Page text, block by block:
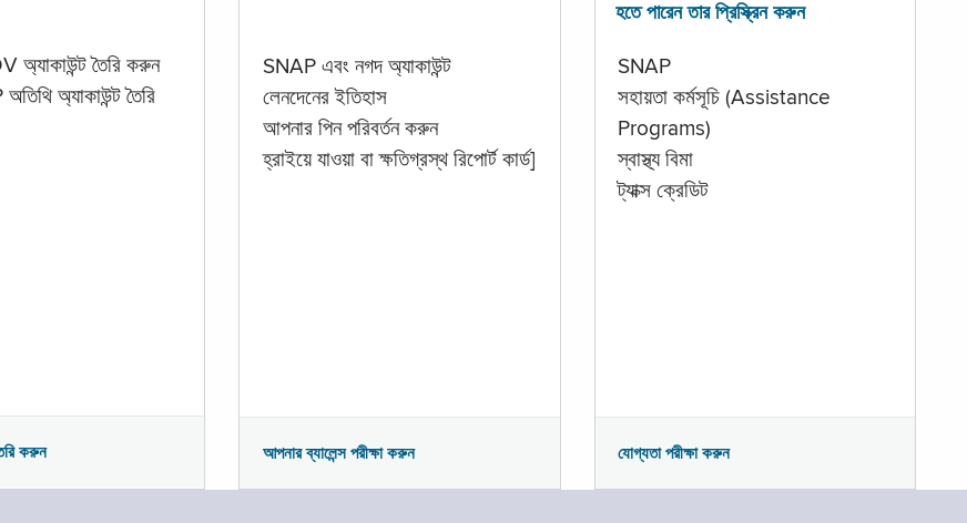
অ্যাকাউন্ট তৈরি করুন
অ্যাকাউন্ট তৈরি
করুন
SNAP এবং নগদ অ্যাকাউন্ট
লেনদেনের ইতিহাস
আপনার পিন পরিবর্তন করুন
হ্রাইয়ে যাওয়া বা ক্ষতিগ্রস্থ রিপোর্ট কার্ড]
আপনার ব্যালেন্স পরীক্ষা করুন
হতে পারেন তার প্রিস্ক্রিন করুন
SNAP
সহায়তা কর্মসূচি (Assistance
Programs)
স্বাস্থ্য বিমা
ট্যাক্স ক্রেডিট
যোগ্যতা পরীক্ষা করুন